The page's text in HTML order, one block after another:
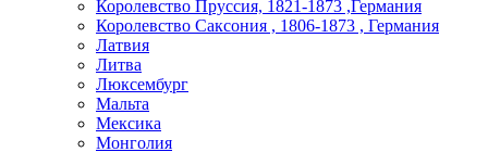
Королевство Пруссия, 1821-1873 ,Германия
Королевство Саксония , 1806-1873 , Германия
Латвия
Литва
Люксембург
Мальта
Мексика
Монголия